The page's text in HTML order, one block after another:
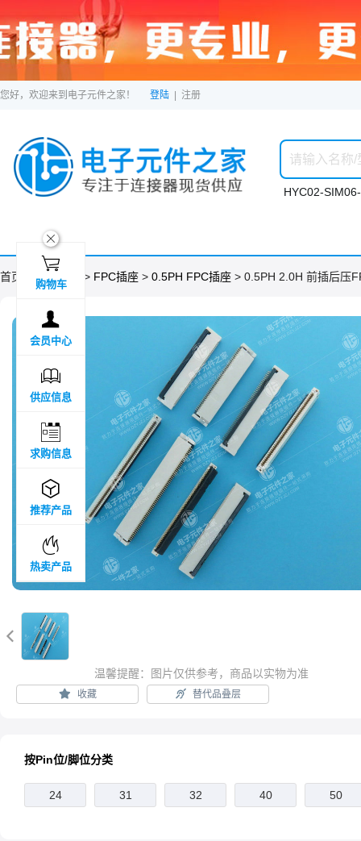
您好，欢迎来到电子元件之家！ 登陆 注册
HYC02-
首页 > 分类目录 > FPC插座 > 0.5PH FPC插座 > 0.5PH 2.0H 前插后压

温馨提醒：图片仅供参考，商品以实物为准
收藏 替代品叠层
按Pin位/脚位分类
24 31 32 40 50
ဆ

购物车

会员中心

供应信息

求购信息

推荐产品

热卖产品